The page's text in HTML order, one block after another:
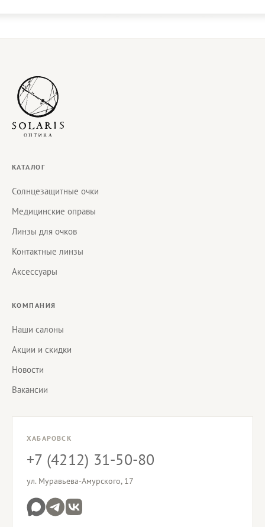
КАТАЛОГ
Солнцезащитные очки
Медицинские оправы
Линзы для очков
Контактные линзы
Аксессуары
КОМПАНИЯ
Наши салоны
Акции и скидки
Новости
Вакансии
ХАБАРОВСК
+7 (4212) 31-50-80
ул. Муравьева-Амурского, 17